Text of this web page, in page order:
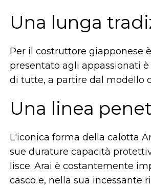
Una lunga
Per il costruttore giapponese
presentato agli appassionati è
di tutte, a partire dal modello
Una linea
L'iconica forma della calotta
sue durature capacità
lisce. Arai è costantemente
casco e, nella sua